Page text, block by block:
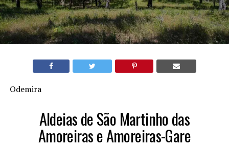
Odemira
Aldeias de São Martinho das
Amoreiras e Amoreiras-Gare